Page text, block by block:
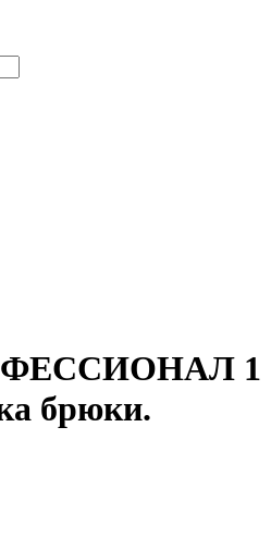
1
брюки.